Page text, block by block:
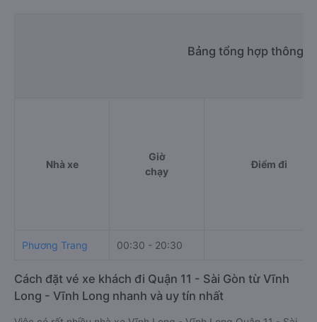
Bảng tổng hợp thông
Nhà xe
Giờ
chạy
Điểm đi
Phương Trang 00:30 - 20:30
Cách đặt vé xe khách đi Quận 11 - Sài Gòn từ Vĩnh
Long - Vĩnh Long nhanh và uy tín nhất